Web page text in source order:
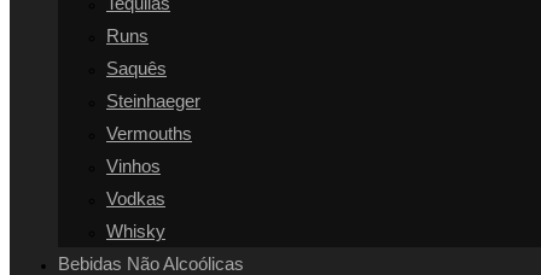
Runs
Saquês
Steinhaeger
Vermouths
Vinhos
Vodkas
Whisky
Bebidas Não Alcoólicas